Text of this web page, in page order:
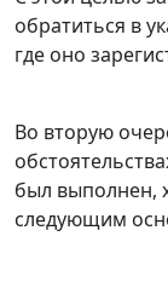
обратиться в
где оно
Во вторую
был выполнен,
следующим